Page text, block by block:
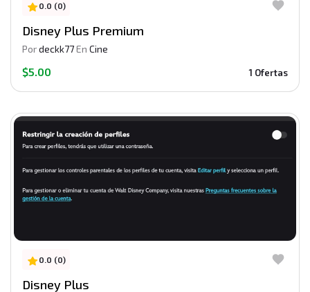
0.0 (0)
Disney Plus Premium
Pordeckk77En Cine
$5.00 1 Ofertas
0.0 (0)
Disney Plus